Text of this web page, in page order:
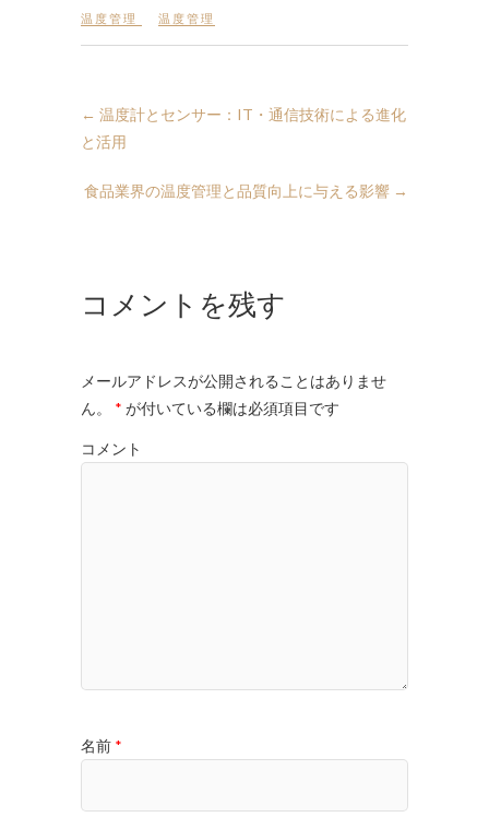
温度管理 温度管理
← 温度計とセンサー：IT・通信技術による進化
と活用
食品業界の温度管理と品質向上に与える影響 →
コメントを残す
メールアドレスが公開されることはありませ
ん。
* が付いている欄は必須項目です
コメント
名前 *